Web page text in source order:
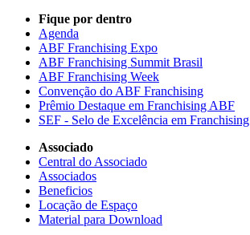
Fique por dentro
Agenda
ABF Franchising Expo
ABF Franchising Summit Brasil
ABF Franchising Week
Convenção do ABF Franchising
Prêmio Destaque em Franchising ABF
SEF - Selo de Excelência em Franchising
Associado
Central do Associado
Associados
Beneficios
Locação de Espaço
Material para Download